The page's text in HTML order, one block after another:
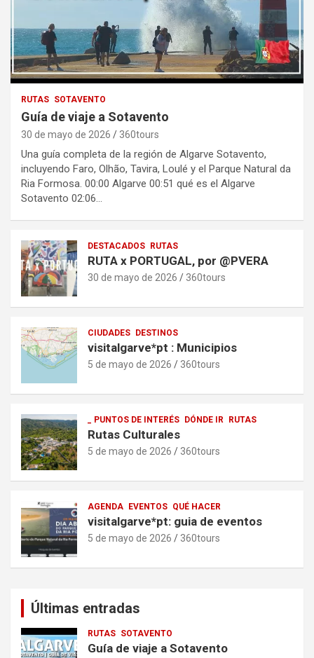
RUTAS SOTAVENTO
Guía de viaje a Sotavento
30 de mayo de 2026 360tours
Una guía completa de la región de Algarve Sotavento,
incluyendo Faro, Olhão, Tavira, Loulé y el Parque Natural da
Ria Formosa. 00:00 Algarve 00:51 qué es el Algarve
Sotavento 02:06…
DESTACADOS RUTAS
RUTA x PORTUGAL, por @PVERA
30 de mayo de 2026 360tours
CIUDADES DESTINOS
visitalgarve*pt : Municipios
5 de mayo de 2026 360tours
_ PUNTOS DE INTERÉS DÓNDE IR RUTAS
Rutas Culturales
5 de mayo de 2026 360tours
AGENDA EVENTOS QUÉ HACER
visitalgarve*pt: guia de eventos
5 de mayo de 2026 360tours
Últimas entradas
RUTAS SOTAVENTO
Guía de viaje a Sotavento